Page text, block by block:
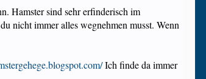
Hamster sind sehr erfinderisch im
nicht immer alles wegnehmen musst. Wenn
Ich finde da immer